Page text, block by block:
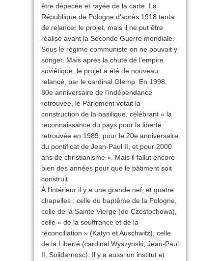
être dépecée et rayée de la carte. La
République de Pologne d’après 1918 tenta
de relancer le projet, mais il ne put être
réalisé avant la Seconde Guerre mondiale.
Sous le régime communiste on ne pouvait y
songer. Mais après la chute de l’empire
soviétique, le projet a été de nouveau
relancé, par le cardinal Glemp. En 1998,
80e anniversaire de l’indépendance
retrouvée, le Parlement votait la
construction de la basilique, célébrant « la
reconnaissance du pays pour la liberté
retrouvée en 1989, pour le 20e anniversaire
du pontificat de Jean-Paul II, et pour 2000
ans de christianisme ». Mais il fallut encore
bien des années pour que le bâtiment soit
construit.
À l’intérieur il y a une grande nef, et quatre
chapelles : celle du baptême de la Pologne,
celle de la Sainte Vierge (de Czestochowa),
celle « de la souffrance et de la
réconciliation » (Katyn et Auschwitz), celle
de la Liberté (cardinal Wyszynski, Jean-Paul
II, Solidarnosc). Il y a aussi un institut et